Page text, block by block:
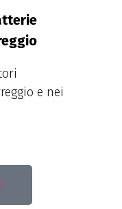
e nei